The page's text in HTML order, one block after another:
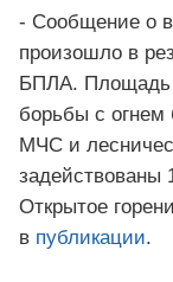
- Сообщение о
произошло в
БПЛА. Площадь
борьбы с
МЧС и
задействованы
Открытое
в публикации.